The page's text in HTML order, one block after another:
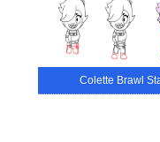
Colette Brawl